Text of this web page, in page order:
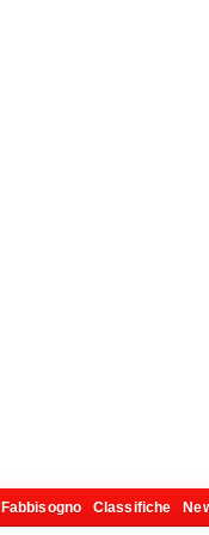
Fabbisogno Classifiche